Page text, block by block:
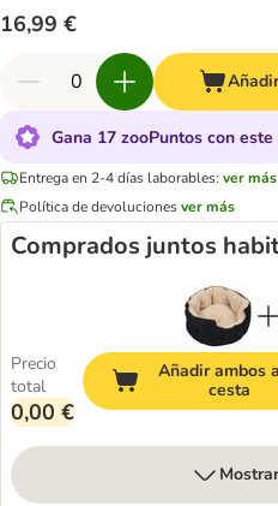
16,99 €
Gana 17 zooPuntos con
Entrega en 2-4 días laborables: ver más
Política de devolucionesver más
Comprados juntos
Precio
total
0,00 €
Añadir ambos
cesta